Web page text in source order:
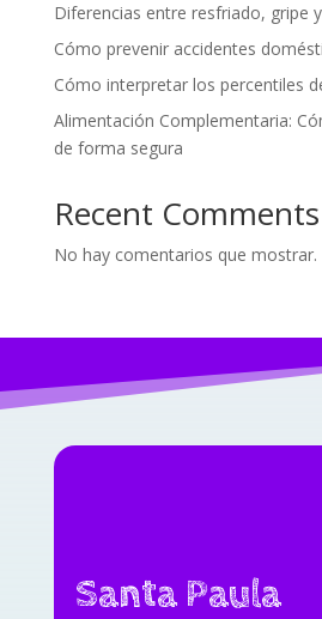
Diferencias entre resfriado, gripe
Cómo prevenir accidentes
Cómo interpretar los percentiles
Alimentación Complementaria:
de forma segura
Recent Comments
No hay comentarios que mostrar.
Santa Paula